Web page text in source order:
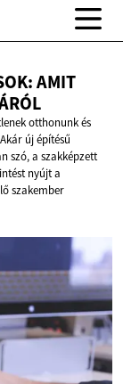
AMIT
otthonunk és
új építésű
szó, a szakképzett
nyújt a
szakember